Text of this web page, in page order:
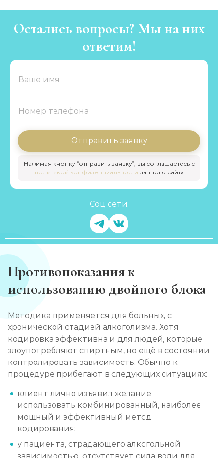
Остались вопросы? Мы на них
ответим!
Отправить заявку
Нажимая кнопку “отправить заявку”, вы соглашаетесь с
политикой конфиденциальности данного сайта
Соц сети:
Противопоказания к
использованию двойного блока
Методика применяется для больных, с
хронической стадией алкоголизма. Хотя
кодировка эффективна и для людей, которые
злоупотребляют спиртным, но ещё в состоянии
контролировать зависимость. Обычно к
процедуре прибегают в следующих ситуациях:
клиент лично изъявил желание
использовать комбинированный, наиболее
мощный и эффективный метод
кодирования;
у пациента, страдающего алкогольной
зависимостью, отсутствует сила воли для